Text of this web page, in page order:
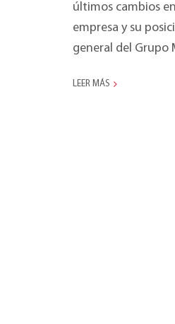
últimos cambios
empresa y su
general del Grupo
LEER MÁS